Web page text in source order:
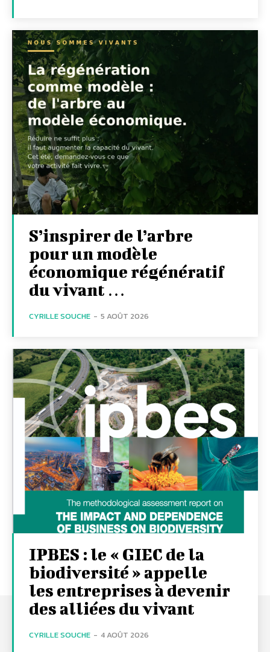
S’inspirer de l’arbre
pour un modèle
économique régénératif
du vivant …
CYRILLE SOUCHE - 5 AOÛT 2026
IPBES : le « GIEC de la
biodiversité » appelle
les entreprises à devenir
des alliées du vivant
CYRILLE SOUCHE - 4 AOÛT 2026